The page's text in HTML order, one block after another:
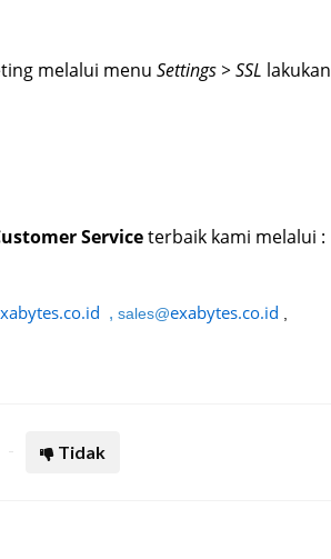
melalui menu Settings > SSL
Serviceterbaik kami melalui :
, sales@exabytes.co.id
Tidak